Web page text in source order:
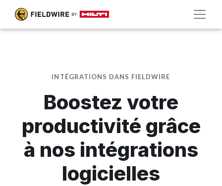
INTÉGRATIONS DANS FIELDWIRE
Boostez votre
productivité grâce
à nos intégrations
logicielles